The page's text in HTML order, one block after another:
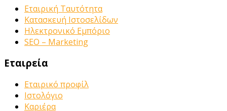
Εταιρική Ταυτότητα
Κατασκευή Ιστοσελίδων
Ηλεκτρονικό Εμπόριο
SEO – Marketing
Εταιρεία
Εταιρικό προφίλ
Ιστολόγιο
Καριέρα